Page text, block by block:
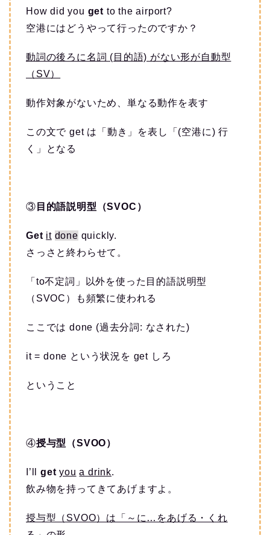
How did you get to the airport?
空港にはどうやって行ったのですか？
動詞の後ろに名詞 (目的語) がない形が自動型
（SV）
動作対象がないため、単なる動作を表す
この文で get は「動き」を表し「(空港に) 行
く」となる
③ 目的語説明型（SVOC）
Get it done quickly.
さっさと終わらせて。
「to不定詞」以外を使った目的語説明型
（SVOC）も頻繁に使われる
ここでは done (過去分詞: なされた)
it = done という状況を get しろ
ということ
④授与型（SVOO）
I’ll get you a drink.
飲み物を持ってきてあげますよ。
授与型（SVOO）は「～に…をあげる・くれ